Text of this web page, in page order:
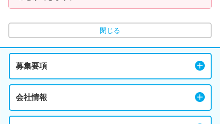
閉じる
募集要項
会社情報